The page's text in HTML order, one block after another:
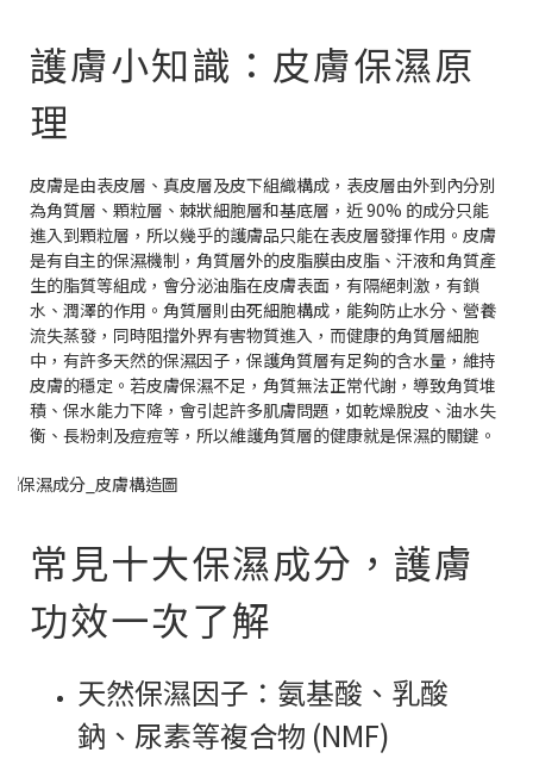
護膚小知識：皮膚保濕原
理
皮膚是由表皮層、真皮層及皮下組織構成，表皮層由外到內分別
為角質層、顆粒層、棘狀細胞層和基底層，近 90% 的成分只能
進入到顆粒層，所以幾乎的護膚品只能在表皮層發揮作用。皮膚
是有自主的保濕機制，角質層外的皮脂膜由皮脂、汗液和角質產
生的脂質等組成，會分泌油脂在皮膚表面，有隔絕刺激，有鎖
水、潤澤的作用。角質層則由死細胞構成，能夠防止水分、營養
流失蒸發，同時阻擋外界有害物質進入，而健康的角質層細胞
中，有許多天然的保濕因子，保護角質層有足夠的含水量，維持
皮膚的穩定。若皮膚保濕不足，角質無法正常代謝，導致角質堆
積、保水能力下降，會引起許多肌膚問題，如乾燥脫皮、油水失
衡、長粉刺及痘痘等，所以維護角質層的健康就是保濕的關鍵。
常見十大保濕成分，護膚
功效一次了解
天然保濕因子：氨基酸、乳酸
鈉、尿素等複合物 (NMF)